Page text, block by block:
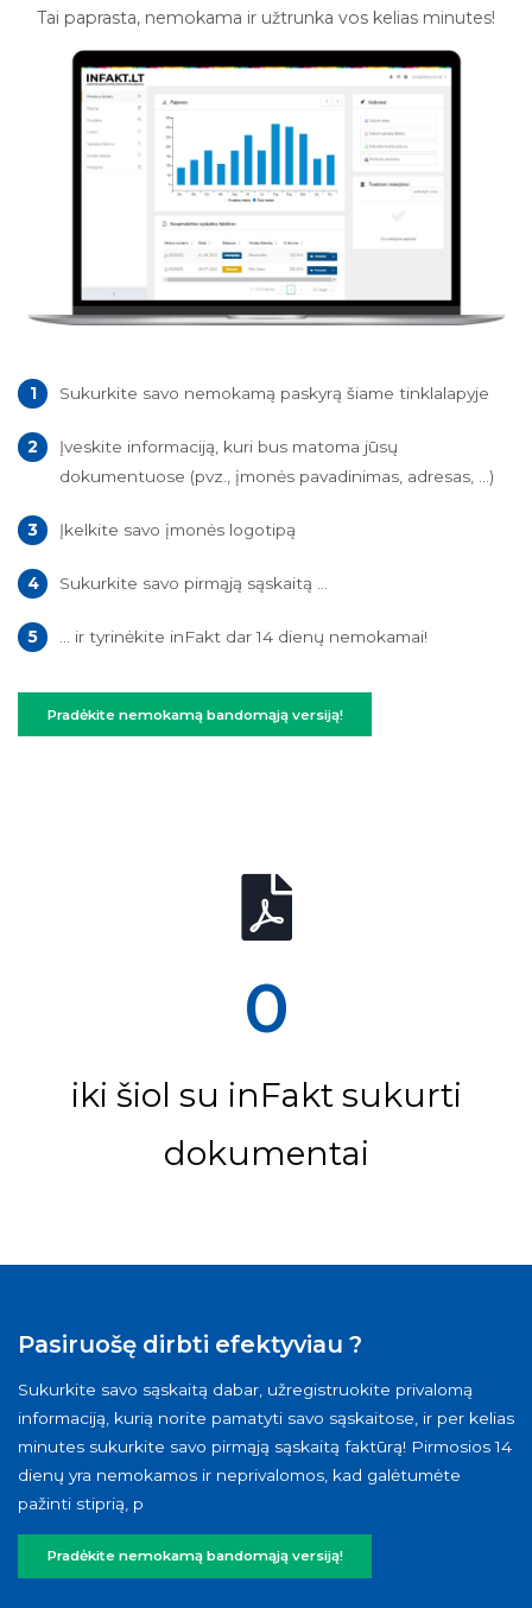
Tai paprasta, nemokama ir užtrunka vos kelias minutes!
Sukurkite savo nemokamą paskyrą šiame tinklalapyje
Įveskite informaciją, kuri bus matoma jūsų
dokumentuose (pvz., įmonės pavadinimas, adresas, ...)
Įkelkite savo įmonės logotipą
Sukurkite savo pirmąją sąskaitą ...
... ir tyrinėkite inFakt dar 14 dienų nemokamai!
Pradėkite nemokamą bandomąją versiją!
0
iki šiol su inFakt sukurti
dokumentai
Pasiruošę dirbti efektyviau ?
Sukurkite savo sąskaitą dabar, užregistruokite privalomą
informaciją, kurią norite pamatyti savo sąskaitose, ir per kelias
minutes sukurkite savo pirmąją sąskaitą faktūrą! Pirmosios 14
dienų yra nemokamos ir neprivalomos, kad galėtumėte
pažinti stiprią, p
Pradėkite nemokamą bandomąją versiją!